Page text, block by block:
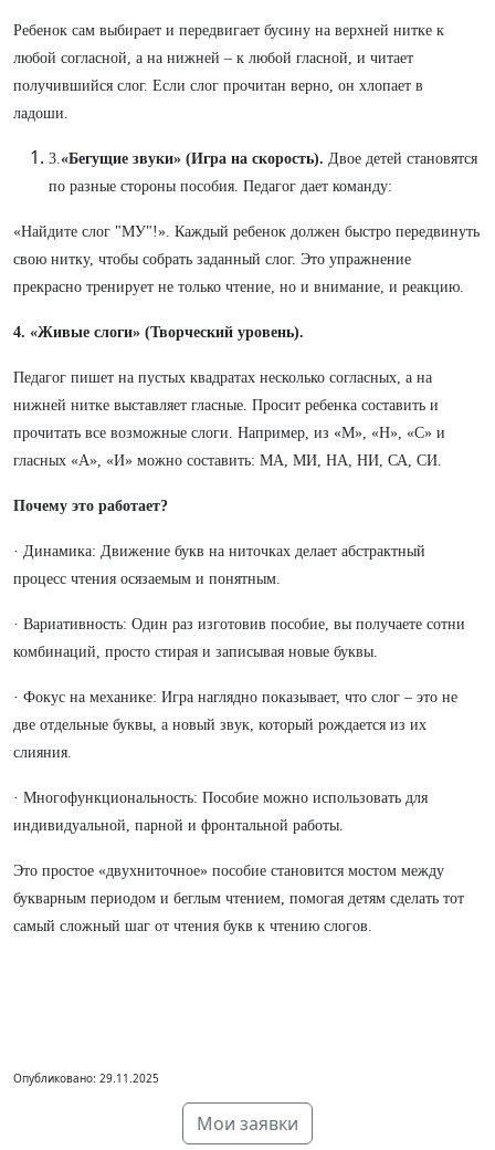
Ребенок сам выбирает и передвигает бусину на верхней нитке к
любой согласной, а на нижней – к любой гласной, и читает
получившийся слог. Если слог прочитан верно, он хлопает в
ладоши.
3.«Бегущие звуки» (Игра на скорость). Двое детей становятся
по разные стороны пособия. Педагог дает команду:
«Найдите слог "МУ"!». Каждый ребенок должен быстро передвинуть
свою нитку, чтобы собрать заданный слог. Это упражнение
прекрасно тренирует не только чтение, но и внимание, и реакцию.
4. «Живые слоги» (Творческий уровень).
Педагог пишет на пустых квадратах несколько согласных, а на
нижней нитке выставляет гласные. Просит ребенка составить и
прочитать все возможные слоги. Например, из «М», «Н», «С» и
гласных «А», «И» можно составить: МА, МИ, НА, НИ, СА, СИ.
Почему это работает?
· Динамика: Движение букв на ниточках делает абстрактный
процесс чтения осязаемым и понятным.
· Вариативность: Один раз изготовив пособие, вы получаете сотни
комбинаций, просто стирая и записывая новые буквы.
· Фокус на механике: Игра наглядно показывает, что слог – это не
две отдельные буквы, а новый звук, который рождается из их
слияния.
· Многофункциональность: Пособие можно использовать для
индивидуальной, парной и фронтальной работы.
Это простое «двухниточное» пособие становится мостом между
букварным периодом и беглым чтением, помогая детям сделать тот
самый сложный шаг от чтения букв к чтению слогов.
Опубликовано: 29.11.2025
Мои заявки